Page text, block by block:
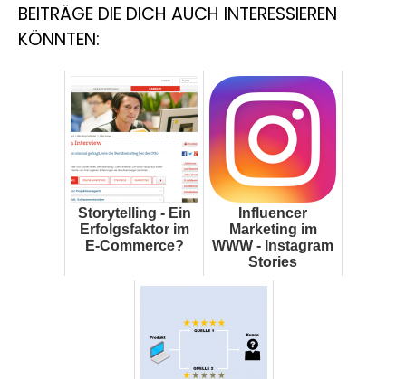
BEITRÄGE DIE DICH AUCH INTERESSIEREN
KÖNNTEN:
Storytelling - Ein
Erfolgsfaktor im
E-Commerce?
Influencer
Marketing im
WWW - Instagram
Stories